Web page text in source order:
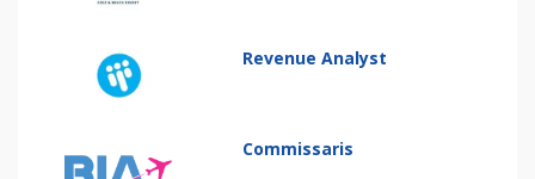
Revenue Analyst
Commissaris